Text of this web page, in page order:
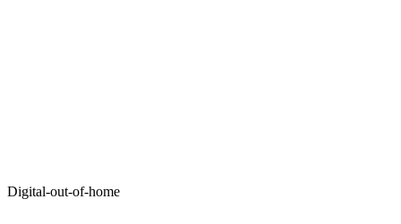
Digital-out-of-home